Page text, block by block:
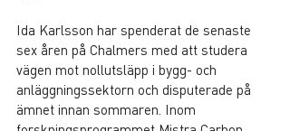
Ida Karlsson har spenderat de senaste
sex åren på Chalmers med att studera
vägen mot nollutsläpp i bygg- och
anläggningssektorn och disputerade på
ämnet innan sommaren. Inom